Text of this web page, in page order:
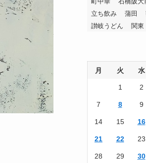
立ち飲み
蒲田
讃岐うどん
関東
月 火 水
1 2
7 8 9
14 15 16
21 22 23
28 29 30